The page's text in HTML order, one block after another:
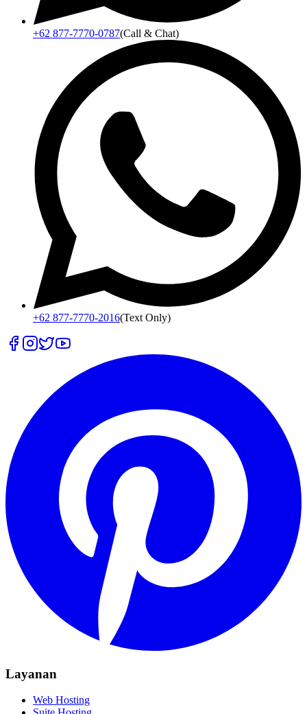
+62 877-7770-0787(Call & Chat)
+62 877-7770-2016(Text Only)
Layanan
Web Hosting